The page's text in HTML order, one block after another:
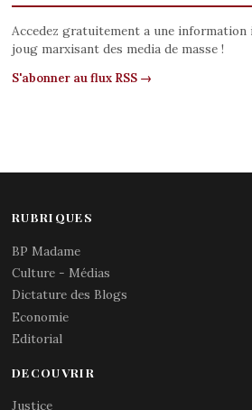
Accedez gratuitement a une
joug marxisant des media de masse !
S'abonner au flux RSS →
RUBRIQUES
BP Madame
Culture - Médias
Dictature des Blogs
Economie
Editorial
DECOUVRIR
Justice